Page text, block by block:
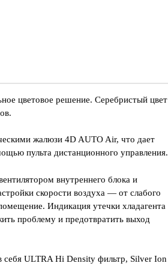
цветовое решение. Серебристый цвет
жалюзи 4D AUTO Air, что дает
пульта дистанционного управления.
внутреннего блока и
скорости воздуха — от слабого
Индикация утечки хладагента
проблему и предотвратить выход
себя ULTRA Hi Density фильтр, Silver Ion